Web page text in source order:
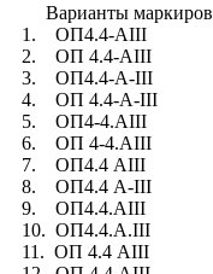
Варианты
1. ОП4.4-AIII
2. ОП 4.4-AIII
3. ОП4.4-A-III
4. ОП 4.4-A-III
5. ОП4-4.AIII
6. ОП 4-4.AIII
7. ОП4.4 AIII
8. ОП4.4 A-III
9. ОП4.4.AIII
10. ОП4.4.A.III
11. ОП 4.4 AIII